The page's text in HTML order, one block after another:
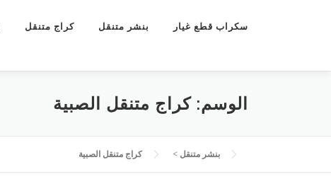
كراج متنقل بنشر متنقل سكراب قطع غيار
الوسم:كراج متنقل الصبية
بنشر متنقل > كراج متنقل الصبية